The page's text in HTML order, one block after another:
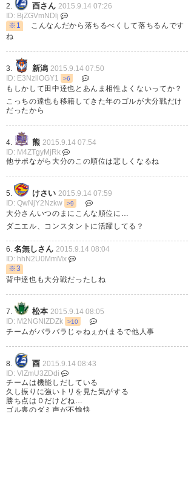
2. 酉さん 2015.9.14 07:26
ID: BjZGVmNDlj
※1
こんなんだから落ちるべくして落ちるんです
ね
3. 新潟 2015.9.14 07:50
ID: E3NzllOGY1
>6
もしかして田中達也とあんま相性よくないってか？
こっちの達也も移籍してきた年のゴルが大分戦だけ
だったから
4. 熊 2015.9.14 07:54
ID: M4ZTgyMjRk
他サポながら大分のこの順位は悲しくなるね
5. けさい 2015.9.14 07:59
ID: QwNjY2Nzkw
>9
大分さんいつのまにこんな順位に…
ダニエル、コンスタントに活躍してる？
6. 名無しさん 2015.9.14 08:04
ID: hhN2U0MmMx
※3
背中達也も大分戦だったしね
7. 松本 2015.9.14 08:05
ID: M2NGNlZDZk
>10
チームがバラバラじゃねぇか(まるで他人事
8. 酉 2015.9.14 08:43
ID: VlZmU3ZDdi
チームは機能しだしている
久し振りに強いトリを見た気がする
勝ち点は０だけどね…
ゴル裏のダミ声が不愉快